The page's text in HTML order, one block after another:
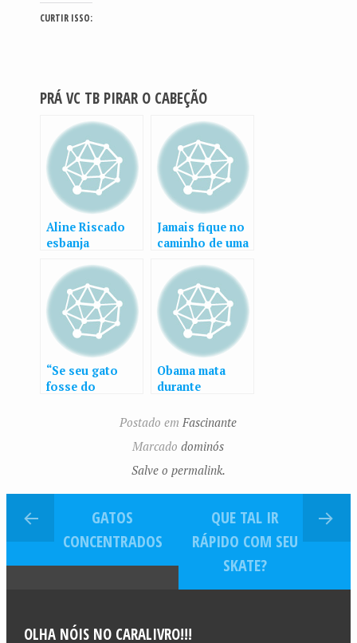
CURTIR ISSO:
PRÁ VC TB PIRAR O CABEÇÃO
Aline Riscado
esbanja
aula de ioga no
Rio
Jamais fique no
caminho de uma
compras
“Se seu gato
fosse do
Obama mata
durante
vivo
Postado emFascinante
Marcadodominós
Salve o permalink.
GATOS
CONCENTRADOS
QUE TAL IR
RÁPIDO COM SEU
SKATE?
OLHA NÓIS NO CARALIVRO!!!